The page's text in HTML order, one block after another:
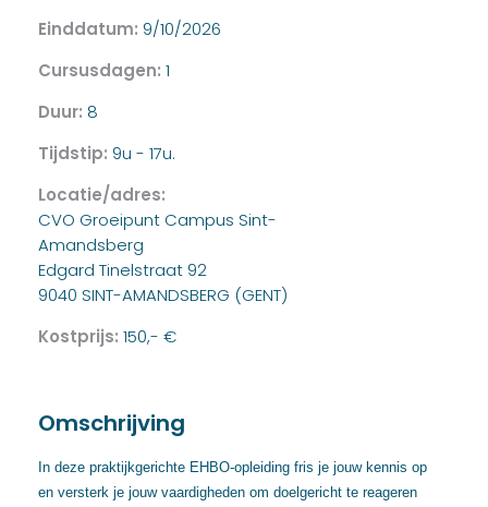
Einddatum: 9/10/2026
Cursusdagen: 1
Duur: 8
Tijdstip: 9u - 17u.
Locatie/adres:
CVO Groeipunt Campus Sint-
Amandsberg
Edgard Tinelstraat 92
9040 SINT-AMANDSBERG (GENT)
Kostprijs: 150,- €
Omschrijving
In deze praktijkgerichte EHBO-opleiding fris je jouw kennis op
en versterk je jouw vaardigheden om doelgericht te reageren